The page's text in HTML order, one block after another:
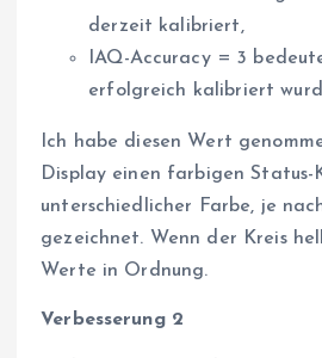
derzeit kalibriert,
IAQ-Accuracy = 3
erfolgreich kalibriert
Ich habe diesen Wert
Display einen farbigen Status-
unterschiedlicher Farbe, je
gezeichnet. Wenn der Kreis
Werte in Ordnung.
Verbesserung 2